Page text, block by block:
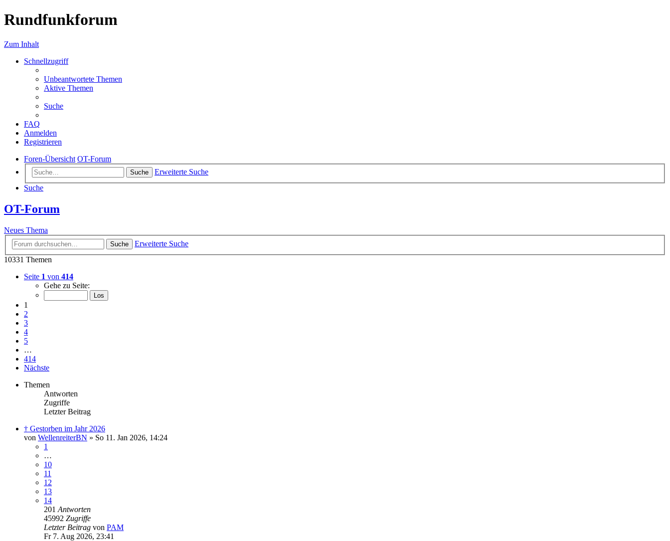
Rundfunkforum
Zum Inhalt
Schnellzugriff
Unbeantwortete Themen
Aktive Themen
Suche
FAQ
Anmelden
Registrieren
Foren-Übersicht OT-Forum
Suche
Erweiterte Suche
Suche
OT-Forum
Neues Thema
Suche
Erweiterte Suche
10331 Themen
Seite 1 von 414
Gehe zu Seite:
1
2
3
4
5
…
414
Nächste
Themen
Antworten
Zugriffe
Letzter Beitrag
† Gestorben im Jahr 2026
von WellenreiterBN » So 11. Jan 2026, 14:24
1
…
10
11
12
13
14
201 Antworten
45992 Zugriffe
Letzter Beitrag von PAM
Fr 7. Aug 2026, 23:41